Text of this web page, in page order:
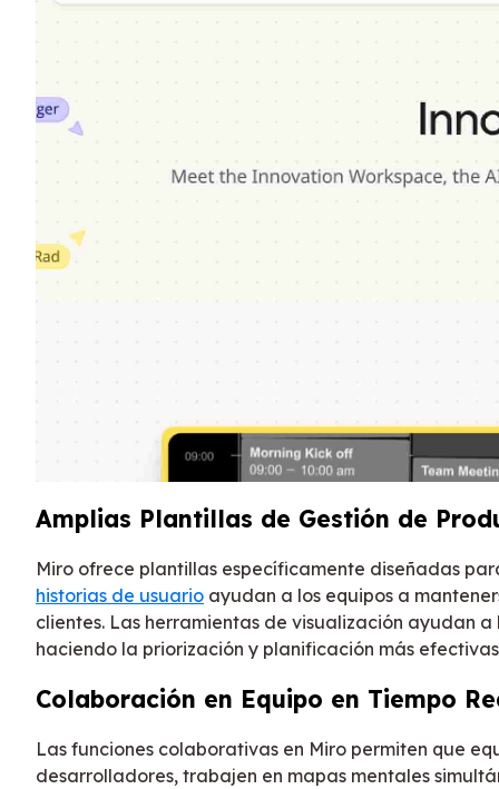
Amplias Plantillas de Gestión de
Miro ofrece plantillas específicamente diseñadas
historias de usuario ayudan a los equipos a
clientes. Las herramientas de visualización ayudan
haciendo la priorización y planificación más
Colaboración en Equipo en Tiempo
Las funciones colaborativas en Miro permiten que
desarrolladores, trabajen en mapas mentales